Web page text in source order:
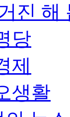
진 해
당
제
생활